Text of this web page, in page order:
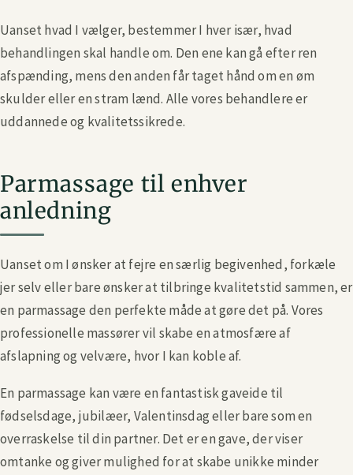
Uanset hvad I vælger, bestemmer I hver især, hvad
behandlingen skal handle om. Den ene kan gå efter ren
afspænding, mens den anden får taget hånd om en øm
skulder eller en stram lænd. Alle vores behandlere er
uddannede og kvalitetssikrede.
Parmassage til enhver
anledning
Uanset om I ønsker at fejre en særlig begivenhed, forkæle
jer selv eller bare ønsker at tilbringe kvalitetstid sammen, er
en parmassage den perfekte måde at gøre det på. Vores
professionelle massører vil skabe en atmosfære af
afslapning og velvære, hvor I kan koble af.
En parmassage kan være en fantastisk gaveide til
fødselsdage, jubilæer, Valentinsdag eller bare som en
overraskelse til din partner. Det er en gave, der viser
omtanke og giver mulighed for at skabe unikke minder